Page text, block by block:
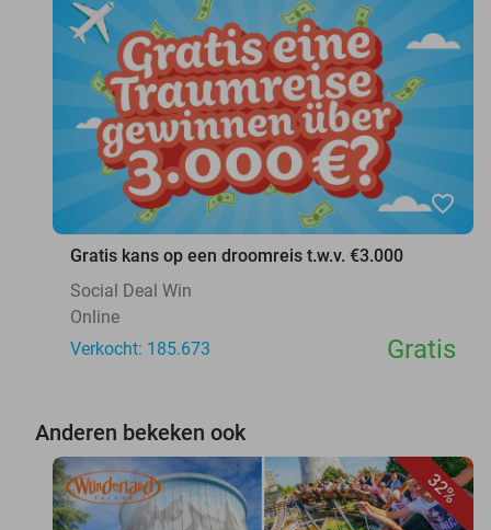
favorite_border
Gratis kans op een droomreis t.w.v. €3.000
Social Deal Win
Online
Verkocht: 185.673
Gratis
Anderen bekeken ook
32%